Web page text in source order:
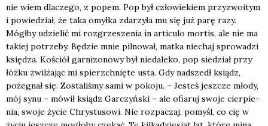
nie wiem dla­cze­go, z popem. Pop był czło­wie­kiem przy­zwo­itym
i powie­dział, że taka omył­ka zda­rzy­ła mu się już parę razy.
Mógł­by udzie­lić mi roz­grze­sze­nia in arti­cu­lo mor­tis, ale nie ma
takiej potrze­by. Będzie mnie pil­no­wał, mat­ka nie­chaj spro­wa­dzi
księ­dza. Kościół gar­ni­zo­no­wy był nie­da­le­ko, pop sie­dział przy
łóż­ku zwil­ża­jąc mi spierzch­nię­te usta. Gdy nad­szedł ksiądz,
poże­gnał się. Zosta­li­śmy sami w poko­ju. – Jesteś jesz­cze mło­dy,
mój synu – mówił ksiądz Gar­czyń­ski – ale ofia­ruj swo­je cier­pie­
nia, swo­je życie Chry­stu­so­wi. Nie roz­pa­czaj, pomyśl, co cię w